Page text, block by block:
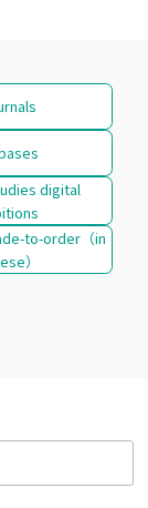
digital
to-order（in
）